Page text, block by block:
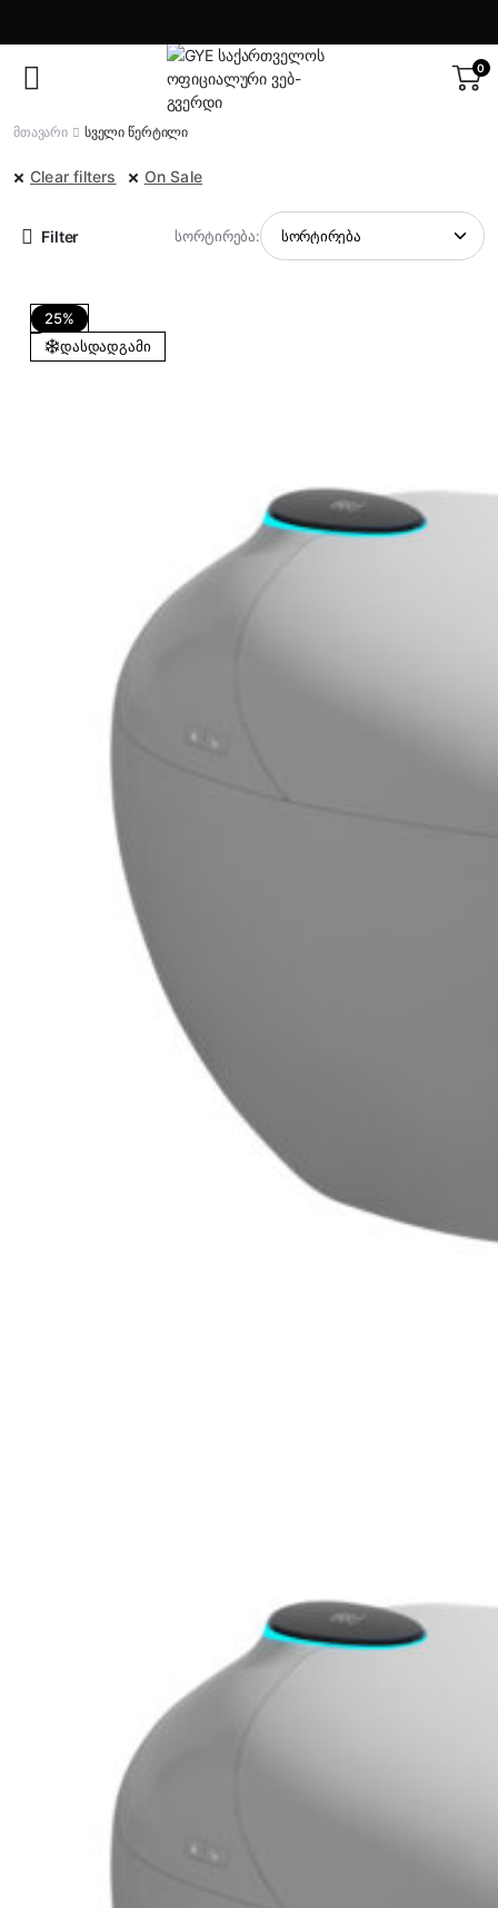
0
მთავარი სველი წერტილი
Clear filters On Sale
Filter სორტირება:
25%
დასდადგამი